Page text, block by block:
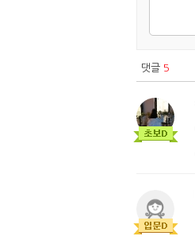
댓글 5